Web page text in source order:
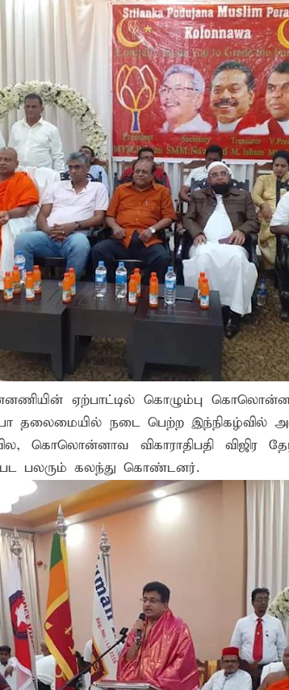
புவித் தகவல் தொழில்நுட்ப
பேராசிரியர் எம். எம். பாஸில்
நாசம்- அறுவடைக்குத் தயாராகவிருந்த
மேலும் ஓர் பெருமை
மூன்று நாட்கள், ஒன்பது அமர்வுகள்; 3,397
சிறப்புப் பரிசுகள்
75ஆவது ஆண்டு பவள விழா
ஊழியர் சங்கத்தின் புதிய செயலாளராக நாபி
மலை! – கதிர்காமத்தின் மறைந்திருக்கும் அதிசயம்
சுற்றாடல் சார் செயற்பாட்டு முகாம்
விளையாட்டுக் கழகத்தின் ரீஜென்சி டி20
மத்திய வங்கி – பொலிஸார் இணைந்து
எடுத்த சந்தேக நபருக்கு சரீரப் பிணை-
El Niño உருவாகிறது: இலங்கை -
ஏற்பாட்டில் கொழும்பு
ந‌டை பெற்ற‌ இந்நிக‌ழ்வில்
விகாராதிப‌தி விஜிர‌
ப‌ல‌ரும் க‌ல‌ந்து கொண்ட‌ன‌ர்.